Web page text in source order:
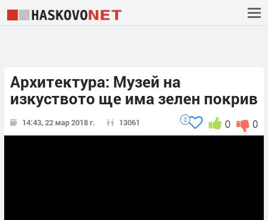
Архитектура: Музей на
изкуството ще има зелен покрив
14:43, 22 мар 2018 г. 13061 0
0
0